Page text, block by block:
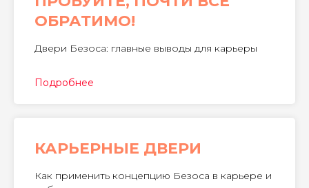
ОБРАТИМО!
Двери Безоса: главные выводы для карьеры
Подробнее
КАРЬЕРНЫЕ ДВЕРИ
Как применить концепцию Безоса в карьере и